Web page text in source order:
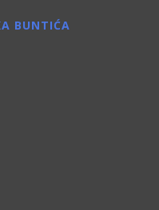
BUNTIĆA